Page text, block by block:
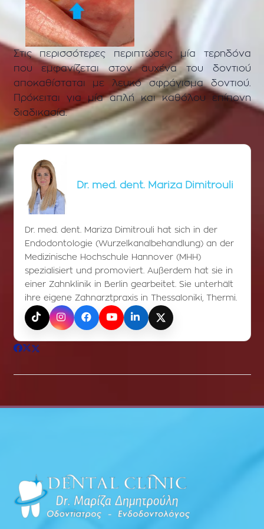
Στις περισσότερες περιπτώσεις μία τερηδόνα
που εμφανίζεται στον αυχένα του δοντιού
αποκαθίσταται με λευκό σφράγισμα δοντιού.
Πρόκειται για μία απλή και καθόλου επίπονη
διαδικασία.
Dr. med. dent. Mariza Dimitrouli
Dr. med. dent. Mariza Dimitrouli hat sich in der
Endodontologie (Wurzelkanalbehandlung) an der
Medizinische Hochschule Hannover (MHH)
spezialisiert und promoviert. Außerdem hat sie in
einer Zahnklinik in Berlin gearbeitet. Sie unterhält
ihre eigene Zahnarztpraxis in Thessaloniki, Thermi.
TikTokInstagramFacebookYouTubeLinkedInX (Twitter)